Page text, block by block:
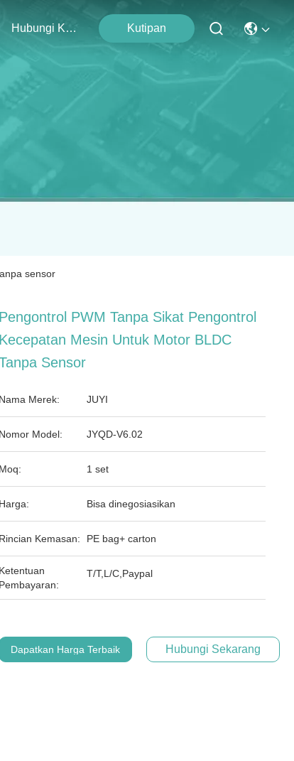
Hubungi Kami Kutipan
sensor
Pengontrol PWM Tanpa Sikat Pengontrol
Kecepatan Mesin Untuk Motor BLDC
Sensor
Nama Merek: JUYI
Nomor Model: JYQD-V6.02
Moq: 1 set
Harga: Bisa dinegosiasikan
Rincian Kemasan: PE bag+ carton
Ketentuan
Pembayaran:
T/T,L/C,Paypal
Dapatkan Harga Terbaik Hubungi Sekarang